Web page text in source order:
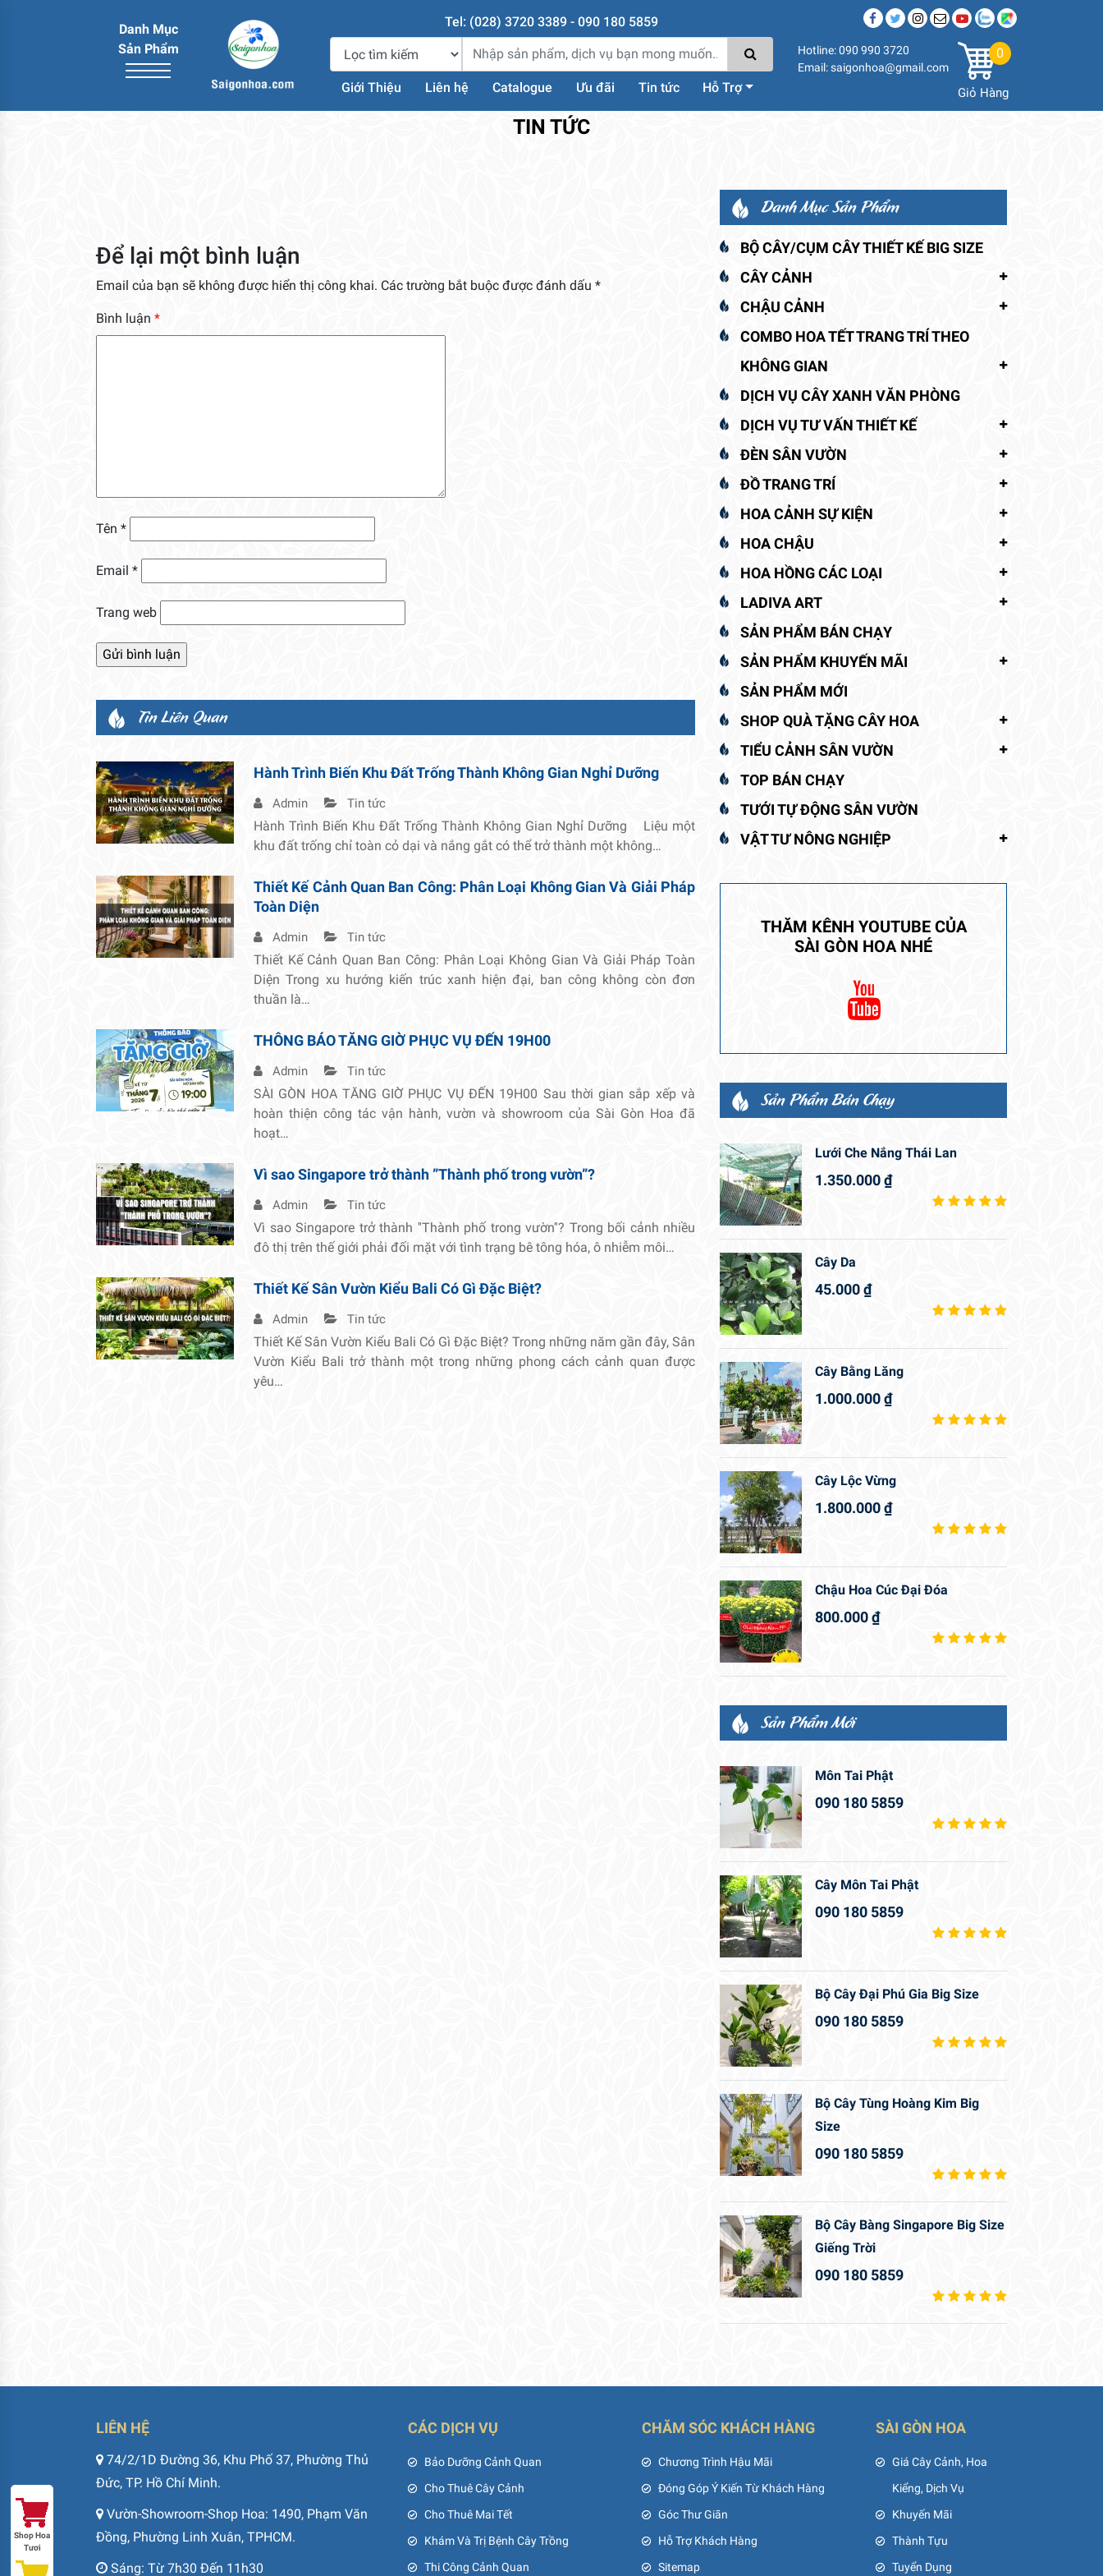
Danh Mục
Sản Phẩm
Tel: (028) 3720 3389 - 090 180 5859
Giới Thiệu Liên hệ Catalogue Ưu đãi Tin tức Hỗ Trợ
Hotline: 090 990 3720
Email: saigonhoa@gmail.com
0
Giỏ Hàng
TIN TỨC
Để lại một bình luận
Email của bạn sẽ không được hiển thị công khai. Các trường bắt buộc được đánh dấu *
Bình luận *
Tên *
Email *
Trang web
Tin Liên Quan
Hành Trình Biến Khu Đất Trống Thành Không Gian Nghỉ Dưỡng
Admin Tin tức
Hành Trình Biến Khu Đất Trống Thành Không Gian Nghỉ Dưỡng Liệu một
khu đất trống chỉ toàn cỏ dại và nắng gắt có thể trở thành một không…
Thiết Kế Cảnh Quan Ban Công: Phân Loại Không Gian Và Giải Pháp
Toàn Diện
Admin Tin tức
Thiết Kế Cảnh Quan Ban Công: Phân Loại Không Gian Và Giải Pháp Toàn
Diện Trong xu hướng kiến trúc xanh hiện đại, ban công không còn đơn
thuần là…
THÔNG BÁO TĂNG GIỜ PHỤC VỤ ĐẾN 19H00
Admin Tin tức
SÀI GÒN HOA TĂNG GIỜ PHỤC VỤ ĐẾN 19H00 Sau thời gian sắp xếp và
hoàn thiện công tác vận hành, vườn và showroom của Sài Gòn Hoa đã
hoạt…
Vì sao Singapore trở thành ”Thành phố trong vườn”?
Admin Tin tức
Vì sao Singapore trở thành ''Thành phố trong vườn''? Trong bối cảnh nhiều
đô thị trên thế giới phải đối mặt với tình trạng bê tông hóa, ô nhiễm môi…
Thiết Kế Sân Vườn Kiểu Bali Có Gì Đặc Biệt?
Admin Tin tức
Thiết Kế Sân Vườn Kiểu Bali Có Gì Đặc Biệt? Trong những năm gần đây, Sân
Vườn Kiểu Bali trở thành một trong những phong cách cảnh quan được
yêu…
Danh Mục Sản Phẩm
BỘ CÂY/CỤM CÂY THIẾT KẾ BIG SIZE
CÂY CẢNH
CHẬU CẢNH
COMBO HOA TẾT TRANG TRÍ THEO
KHÔNG GIAN
DỊCH VỤ CÂY XANH VĂN PHÒNG
DỊCH VỤ TƯ VẤN THIẾT KẾ
ĐÈN SÂN VƯỜN
ĐỒ TRANG TRÍ
HOA CẢNH SỰ KIỆN
HOA CHẬU
HOA HỒNG CÁC LOẠI
LADIVA ART
SẢN PHẨM BÁN CHẠY
SẢN PHẨM KHUYẾN MÃI
SẢN PHẨM MỚI
SHOP QUÀ TẶNG CÂY HOA
TIỂU CẢNH SÂN VƯỜN
TOP BÁN CHẠY
TƯỚI TỰ ĐỘNG SÂN VƯỜN
VẬT TƯ NÔNG NGHIỆP
THĂM KÊNH YOUTUBE CỦA
SÀI GÒN HOA NHÉ
Sản Phẩm Bán Chạy
Lưới Che Nắng Thái Lan
1.350.000₫
Cây Da
45.000₫
Cây Bằng Lăng
1.000.000₫
Cây Lộc Vừng
1.800.000₫
Chậu Hoa Cúc Đại Đóa
800.000₫
Sản Phẩm Mới
Môn Tai Phật
090 180 5859
Cây Môn Tai Phật
090 180 5859
Bộ Cây Đại Phú Gia Big Size
090 180 5859
Bộ Cây Tùng Hoàng Kim Big
Size
090 180 5859
Bộ Cây Bàng Singapore Big Size
Giếng Trời
090 180 5859
LIÊN HỆ
74/2/1D Đường 36, Khu Phố 37, Phường Thủ
Đức, TP. Hồ Chí Minh.
Vườn-Showroom-Shop Hoa: 1490, Phạm Văn
Đồng, Phường Linh Xuân, TPHCM.
Sáng: Từ 7h30 Đến 11h30
CÁC DỊCH VỤ
Bảo Dưỡng Cảnh Quan
Cho Thuê Cây Cảnh
Cho Thuê Mai Tết
Khám Và Trị Bệnh Cây Trồng
Thi Công Cảnh Quan
CHĂM SÓC KHÁCH HÀNG
Chương Trình Hậu Mãi
Đóng Góp Ý Kiến Từ Khách Hàng
Góc Thư Giãn
Hỗ Trợ Khách Hàng
Sitemap
SÀI GÒN HOA
Giá Cây Cảnh, Hoa
Kiểng, Dịch Vụ
Khuyến Mãi
Thành Tựu
Tuyển Dụng
Shop Hoa
Tươi